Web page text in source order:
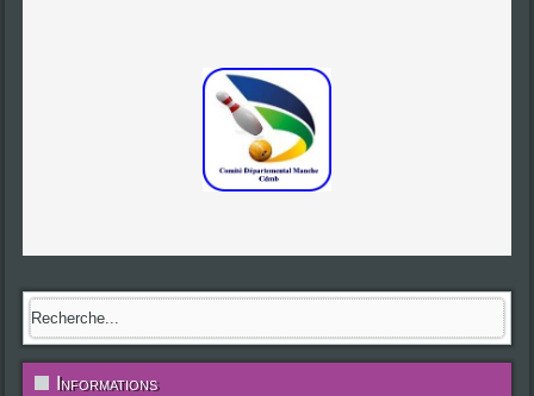
Informations